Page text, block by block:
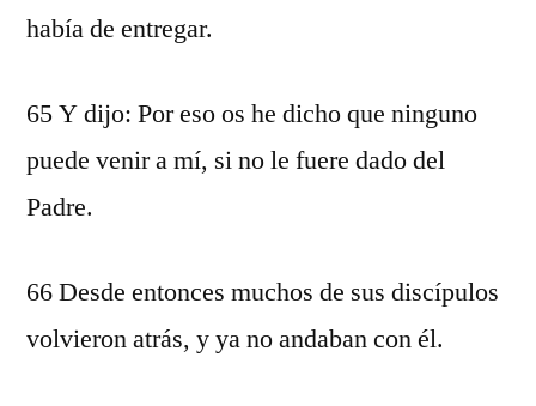
había de entregar.
65 Y dijo: Por eso os he dicho que ninguno
puede venir a mí, si no le fuere dado del
Padre.
66 Desde entonces muchos de sus discípulos
volvieron atrás, y ya no andaban con él.